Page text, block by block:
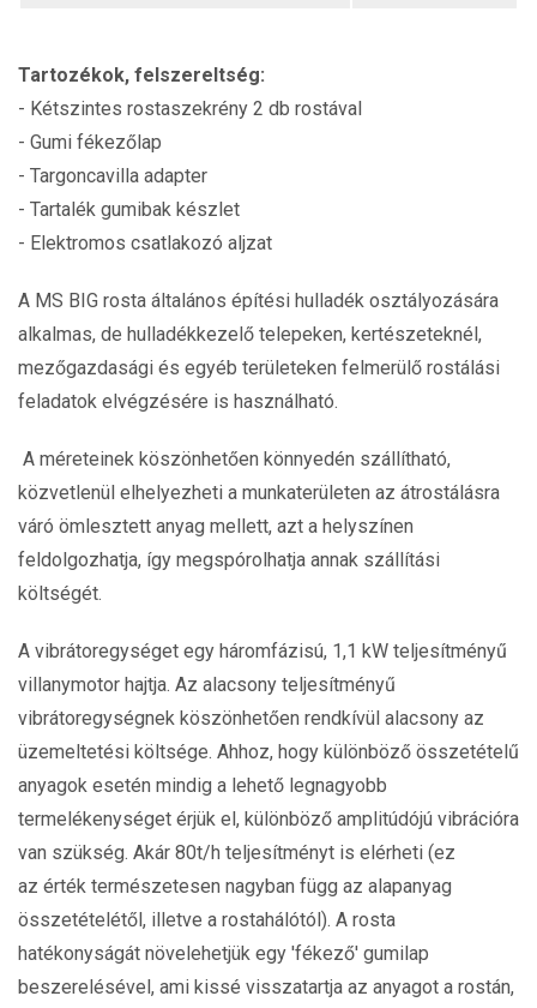
Tartozékok, felszereltség:
- Kétszintes rostaszekrény 2 db rostával
- Gumi fékezőlap
- Targoncavilla adapter
- Tartalék gumibak készlet
- Elektromos csatlakozó aljzat
A MS BIG rosta általános építési hulladék osztályozására
alkalmas, de hulladékkezelő telepeken, kertészeteknél,
mezőgazdasági és egyéb területeken felmerülő rostálási
feladatok elvégzésére is használható.
A méreteinek köszönhetően könnyedén szállítható,
közvetlenül elhelyezheti a munkaterületen az átrostálásra
váró ömlesztett anyag mellett, azt a helyszínen
feldolgozhatja, így megspórolhatja annak szállítási
költségét.
A vibrátoregységet egy háromfázisú, 1,1 kW teljesítményű
villanymotor hajtja. Az alacsony teljesítményű
vibrátoregységnek köszönhetően rendkívül alacsony az
üzemeltetési költsége. Ahhoz, hogy különböző összetételű
anyagok esetén mindig a lehető legnagyobb
termelékenységet érjük el, különböző amplitúdójú vibrációra
van szükség. Akár 80t/h teljesítményt is elérheti (ez
az érték természetesen nagyban függ az alapanyag
összetételétől, illetve a rostahálótól). A rosta
hatékonyságát növelehetjük egy 'fékező' gumilap
beszerelésével, ami kissé visszatartja az anyagot a rostán,